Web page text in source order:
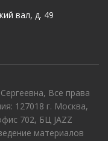
вал, д. 49
Все права
127018 г. Москва,
702, БЦ JAZZ
материалов